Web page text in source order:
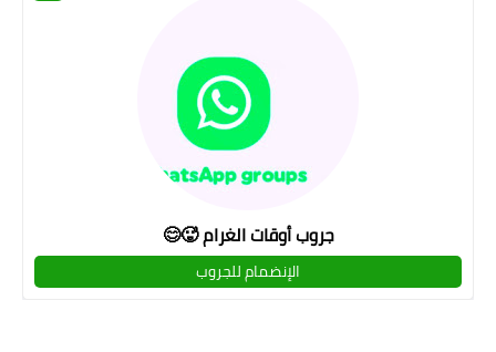
جروب أوقات الغرام 🥵😊
الإنضمام للجروب